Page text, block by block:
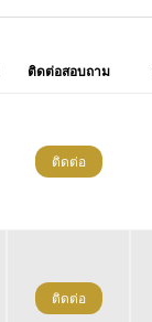
ติดต่อสอบถาม
ติดต่อ
ติดต่อ